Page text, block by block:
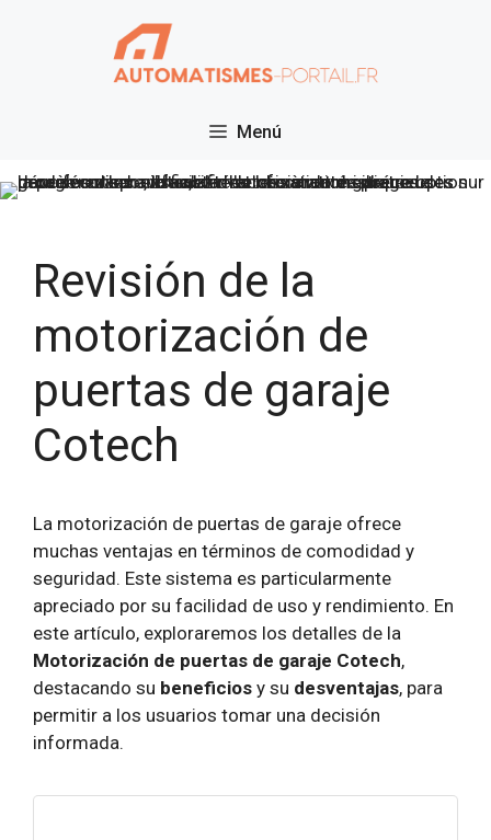
Menú
Revisión de la
motorización de
puertas de garaje
Cotech
La motorización de puertas de garaje ofrece
muchas ventajas en términos de comodidad y
seguridad. Este sistema es particularmente
apreciado por su facilidad de uso y rendimiento. En
este artículo, exploraremos los detalles de la
Motorización de puertas de garaje Cotech,
destacando su beneficios y su desventajas, para
permitir a los usuarios tomar una decisión
informada.